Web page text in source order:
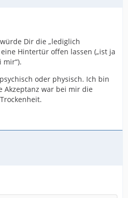
Dir die „lediglich
Hintertür offen lassen („ist ja
oder physisch. Ich bin
Akzeptanz war bei mir die